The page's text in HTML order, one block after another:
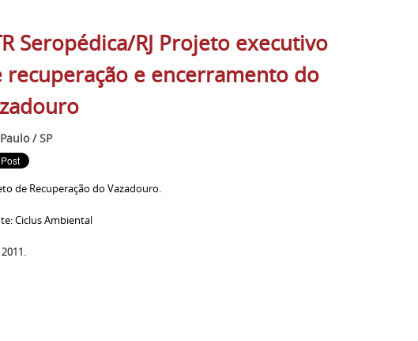
Seropédica/RJ Projeto executivo
recuperação e encerramento do
/ SP
de Recuperação do Vazadouro.
Ciclus Ambiental